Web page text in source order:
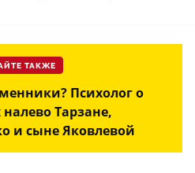
ТАКЖЕ
Психолог о
Тарзане,
и сыне Яковлевой